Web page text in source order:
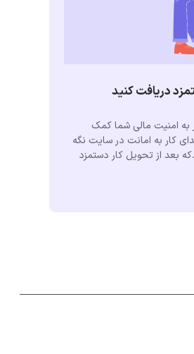
دریافت کنید
به امنیت مالی شما کمک
کار به امانت در سایت نگه
بعد از تحویل کار دستمزد